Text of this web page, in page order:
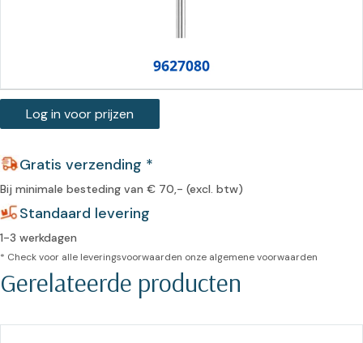
Log in voor prijzen
Gratis verzending *
Bij minimale besteding van € 70,- (excl. btw)
Standaard levering
1-3 werkdagen
* Check voor alle leveringsvoorwaarden onze algemene voorwaarden
Gerelateerde producten